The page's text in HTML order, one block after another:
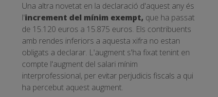
Una altra novetat en la declaració d'aquest any és
l'increment del mínim exempt, que ha passat
de 15.120 euros a 15.875 euros. Els contribuents
amb rendes inferiors a aquesta xifra no estan
obligats a declarar. L'augment s'ha fixat tenint en
compte l'augment del salari mínim
interprofessional, per evitar perjudicis fiscals a qui
ha percebut aquest augment.